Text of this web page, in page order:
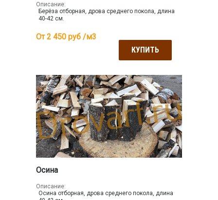
Описание:
Берёза отборная, дрова среднего покола, длина
40-42 см.
От 2 450 руб /м3
КУПИТЬ
Осина
Описание:
Осина отборная, дрова среднего покола, длина